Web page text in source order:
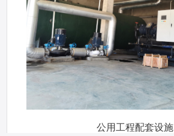
公用工程配套设施